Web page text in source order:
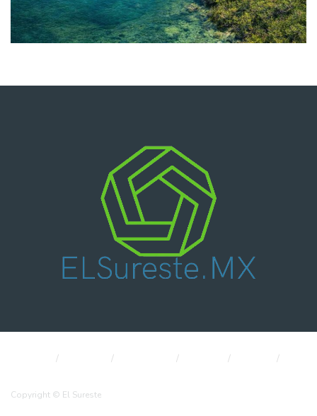
Copyright © El Sureste